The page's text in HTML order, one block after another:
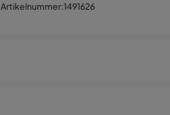
Artikelnummer:1491626